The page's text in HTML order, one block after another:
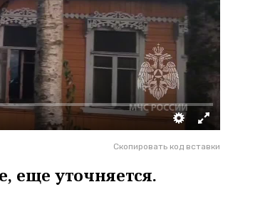
Скопировать код вставки
еще уточняется.